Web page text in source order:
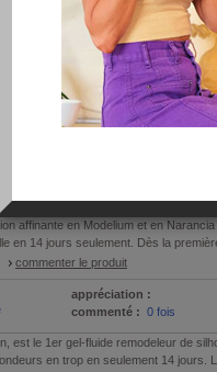
:
R S T U V W
parJ
affinante en Modelium et en Narancia
en 14 jours seulement. Dès la première
commenter le produit
appréciation :
commenté : 0 fois
est le 1er gel-fluide remodeleur de
en trop en seulement 14 jours.